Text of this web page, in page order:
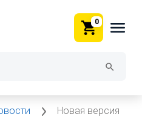
0
Новая версия